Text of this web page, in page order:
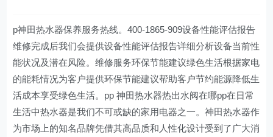
p神田热水器保养服务热线。400-1865-909设备性能评估报告
维修完成后我们会提供设备性能评估报告详细分析设备当前性
能状况及潜在风险。维修服务环保节能建议绿色生活根据家电
的能耗情况为客户提供环保节能建议帮助客户节约能源降低生
活成本享受绿色生活。pp 神田热水器热出水阀在哪pp在日常
生活中热水器是我们不可或缺的家用电器之一。神田热水器作
为市场上的知名品牌凭借其高品质和人性化设计受到了广大消